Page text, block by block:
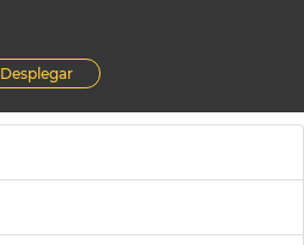
Desplegar